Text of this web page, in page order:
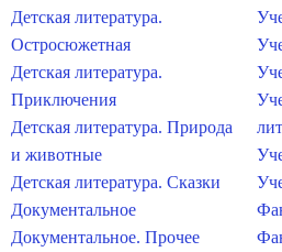
Детская литература.
Остросюжетная
Детская литература.
Приключения
Детская литература. Природа
и животные
Детская литература. Сказки
Документальное
Документальное. Прочее